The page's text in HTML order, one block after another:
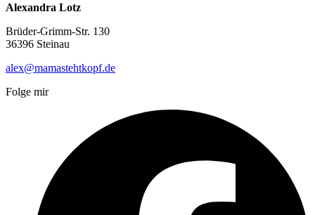
Alexandra Lotz
Brüder-Grimm-Str. 130
36396 Steinau
alex@mamastehtkopf.de
Folge mir